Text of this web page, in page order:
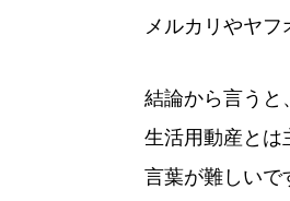
メルカリやヤフ
結論から言うと
生活用動産とは
言葉が難しいで